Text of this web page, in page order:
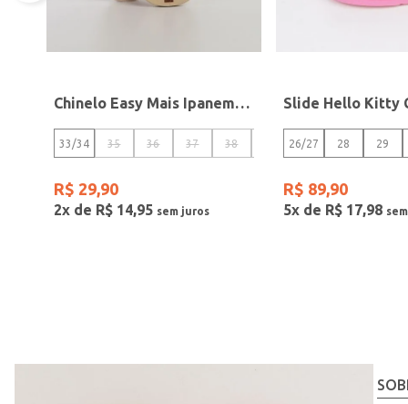
Chinelo Easy Mais Ipanema Feminino DOURADO
33/34 35 36 37 38
R$ 29,90
2x de R$ 14,95
26/27 28 29
R$ 89,90
5x de R$ 17,98